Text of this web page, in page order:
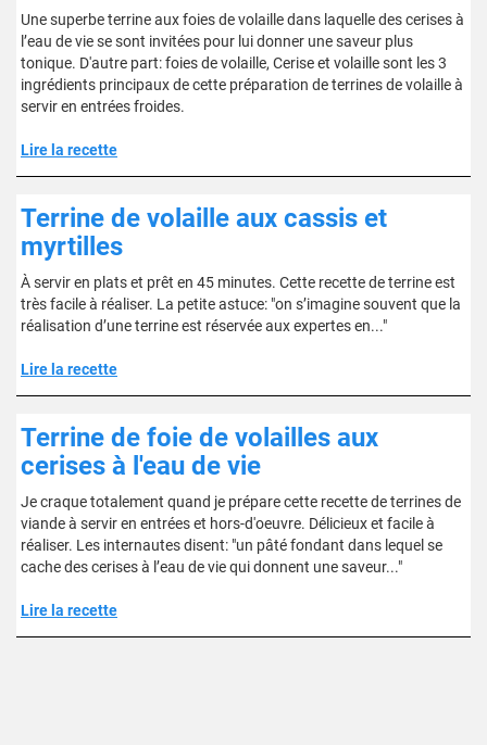
Une superbe terrine aux foies de volaille dans laquelle des cerises à
l’eau de vie se sont invitées pour lui donner une saveur plus
tonique. D'autre part: foies de volaille, Cerise et volaille sont les 3
ingrédients principaux de cette préparation de terrines de volaille à
servir en entrées froides.
Lire la recette
Terrine de volaille aux cassis et
myrtilles
À servir en plats et prêt en 45 minutes. Cette recette de terrine est
très facile à réaliser. La petite astuce: "on s’imagine souvent que la
réalisation d’une terrine est réservée aux expertes en..."
Lire la recette
Terrine de foie de volailles aux
cerises à l'eau de vie
Je craque totalement quand je prépare cette recette de terrines de
viande à servir en entrées et hors-d'oeuvre. Délicieux et facile à
réaliser. Les internautes disent: "un pâté fondant dans lequel se
cache des cerises à l’eau de vie qui donnent une saveur..."
Lire la recette